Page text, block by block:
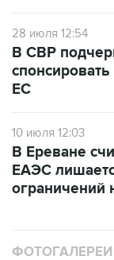
28 июля 12:54
В СВР
ЕС
10 июля 12:03
В Ереване
ЕАЭС
ограничений
ФОТОГАЛЕРЕИ